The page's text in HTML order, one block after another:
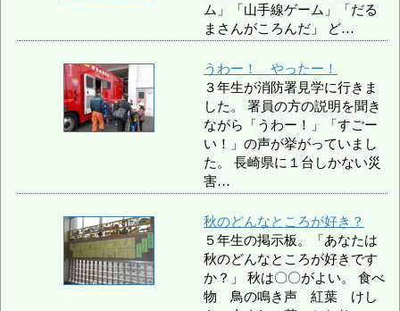
ム」「山手線ゲーム」「だる
まさんがころんだ」 ど…
うわー！ やったー！
３年生が消防署見学に行きま
した。 署員の方の説明を聞き
ながら「うわー！」「すごー
い！」の声が挙がっていまし
た。 長崎県に１台しかない災
害…
秋のどんなところが好き？
５年生の掲示板。「あなたは
秋のどんなところが好きです
か？」 秋は〇〇がよい。 食べ
物 鳥の鳴き声 紅葉 けし